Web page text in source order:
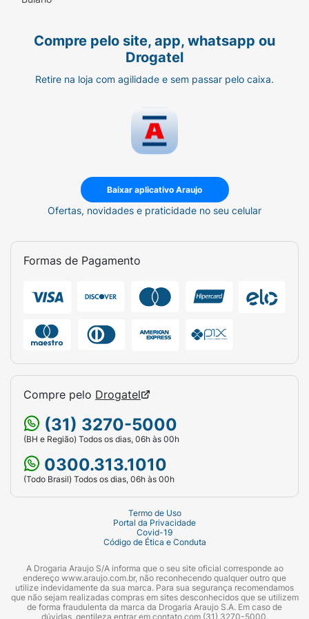
Compre pelo site, app, whatsapp ou
Drogatel
Retire na loja com agilidade e sem passar pelo caixa.
Baixar aplicativo Araujo
Ofertas, novidades e praticidade no seu celular
Formas de Pagamento
Compre pelo Drogatel
(31) 3270-5000
(BH e Região) Todos os dias, 06h às 00h
0300.313.1010
(Todo Brasil) Todos os dias, 06h às 00h
Termo de Uso
Portal da Privacidade
Covid-19
Código de Ética e Conduta
A Drogaria Araujo S/A informa que o seu site oficial corresponde ao
endereço www.araujo.com.br, não reconhecendo qualquer outro que
utilize indevidamente da sua marca. Para sua segurança recomendamos
que não sejam realizadas compras em sites desconhecidos que se utilizem
de forma fraudulenta da marca da Drogaria Araujo S.A. Em caso de
dúvidas, gentileza entrar em contato com (31) 3270-5000.